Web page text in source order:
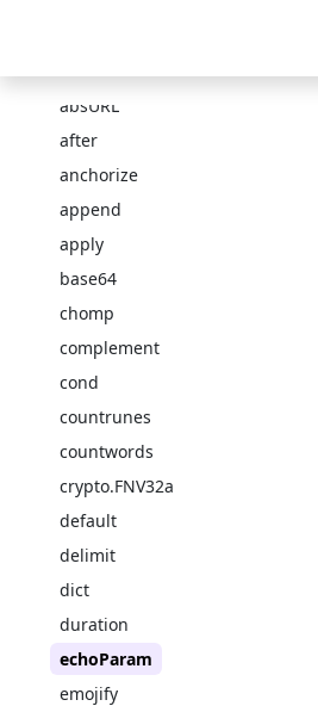
absLangURL
absURL
after
anchorize
append
apply
base64
chomp
complement
cond
countrunes
countwords
crypto.FNV32a
default
delimit
dict
duration
echoParam
emojify